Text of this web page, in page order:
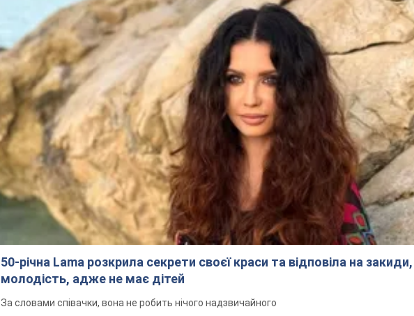
50-річна Lama розкрила секрети своєї краси та відповіла на
молодість, адже не має дітей
За словами співачки, вона не робить нічого надзвичайного